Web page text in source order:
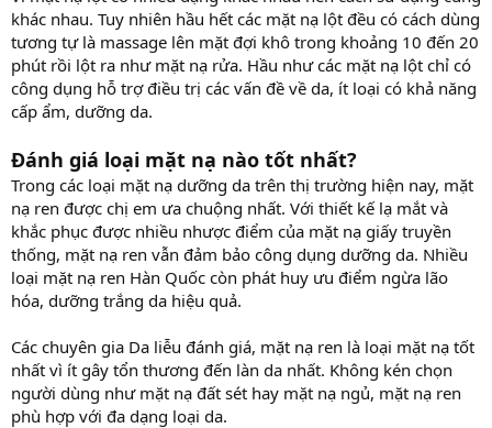
khác nhau. Tuy nhiên hầu hết các mặt nạ lột đều có cách dùng
tương tự là massage lên mặt đợi khô trong khoảng 10 đến 20
phút rồi lột ra như mặt nạ rửa. Hầu như các mặt nạ lột chỉ có
công dụng hỗ trợ điều trị các vấn đề về da, ít loại có khả năng
cấp ẩm, dưỡng da.
Đánh giá loại mặt nạ nào tốt nhất?
Trong các loại mặt nạ dưỡng da trên thị trường hiện nay, mặt
nạ ren được chị em ưa chuộng nhất. Với thiết kế lạ mắt và
khắc phục được nhiều nhược điểm của mặt nạ giấy truyền
thống, mặt nạ ren vẫn đảm bảo công dụng dưỡng da. Nhiều
loại mặt nạ ren Hàn Quốc còn phát huy ưu điểm ngừa lão
hóa, dưỡng trắng da hiệu quả.
Các chuyên gia Da liễu đánh giá, mặt nạ ren là loại mặt nạ tốt
nhất vì ít gây tổn thương đến làn da nhất. Không kén chọn
người dùng như mặt nạ đất sét hay mặt nạ ngủ, mặt nạ ren
phù hợp với đa dạng loại da.